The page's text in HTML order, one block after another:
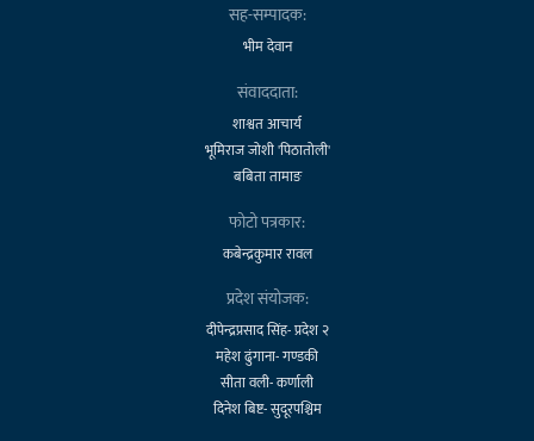
सह-सम्पादक:
भीम देवान
संवाददाता:
शाश्वत आचार्य
भूमिराज जोशी 'पिठातोली'
बबिता तामाङ
फोटो पत्रकार:
कबेन्द्रकुमार रावल
प्रदेश संयोजक:
दीपेन्द्रप्रसाद सिंह- प्रदेश २
महेश ढुंगाना- गण्डकी
सीता वली- कर्णाली
दिनेश बिष्ट- सुदूरपश्चिम